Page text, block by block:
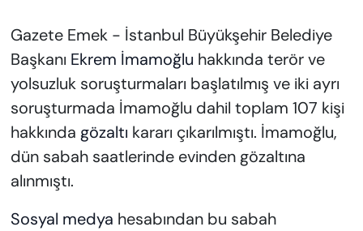
Gazete Emek - İstanbul Büyükşehir Belediye
Başkanı Ekrem İmamoğlu hakkında terör ve
yolsuzluk soruşturmaları başlatılmış ve iki ayrı
soruşturmada İmamoğlu dahil toplam 107 kişi
hakkında gözaltı kararı çıkarılmıştı. İmamoğlu,
dün sabah saatlerinde evinden gözaltına
alınmıştı.
Sosyal medya hesabından bu sabah